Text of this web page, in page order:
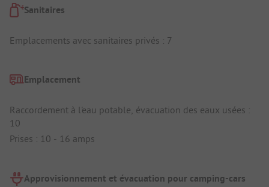
Sanitaires
Emplacements avec sanitaires privés : 7
Emplacement
Raccordement à l'eau potable, évacuation des eaux usées :
10
Prises : 10 - 16 amps
Approvisionnement et évacuation pour camping-cars